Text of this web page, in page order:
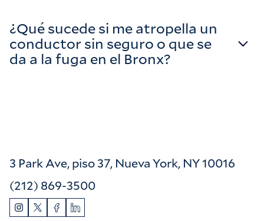
¿Qué sucede si me atropella un
conductor sin seguro o que se
da a la fuga en el Bronx?
3 Park Ave, piso 37, Nueva York, NY 10016
(212) 869-3500